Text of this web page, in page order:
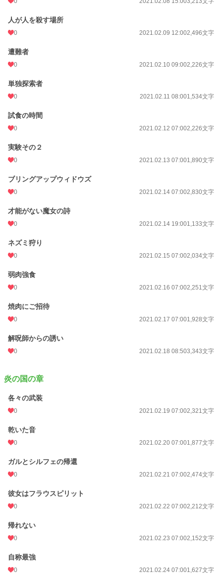
人が人を殺す場所
0 2021.02.09 12:002,496文字
遭難者
0 2021.02.10 09:002,226文字
単独探索者
0 2021.02.11 08:001,534文字
試食の時間
0 2021.02.12 07:002,226文字
実験その２
0 2021.02.13 07:001,890文字
ブリングアップウィドウズ
0 2021.02.14 07:002,830文字
才能がない魔女の詩
0 2021.02.14 19:001,133文字
ネズミ狩り
0 2021.02.15 07:002,034文字
弱肉強食
0 2021.02.16 07:002,251文字
焼肉にご招待
0 2021.02.17 07:001,928文字
解呪師からの誘い
0 2021.02.18 08:503,343文字
炎の国の章
各々の武装
0 2021.02.19 07:002,321文字
乾いた音
0 2021.02.20 07:001,877文字
ガルとシルフェの帰還
0 2021.02.21 07:002,474文字
彼女はフラウスピリット
0 2021.02.22 07:002,212文字
帰れない
0 2021.02.23 07:002,152文字
自称最強
0 2021.02.24 07:001,627文字